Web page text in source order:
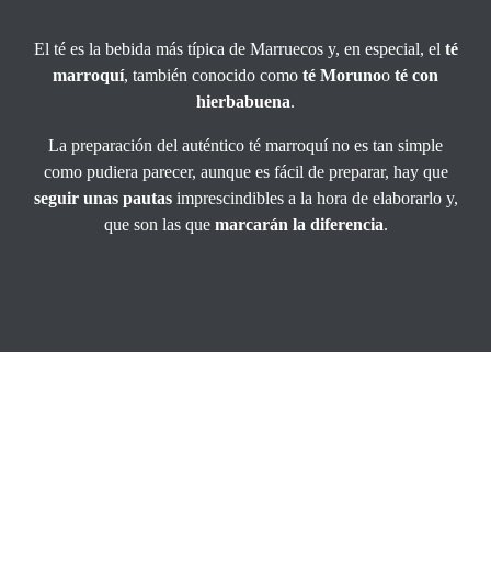
El té es la bebida más típica de Marruecos y, en especial, el té
marroquí, también conocido como té Morunoo té con
hierbabuena.
La preparación del auténtico té marroquí no es tan simple
como pudiera parecer, aunque es fácil de preparar, hay que
seguir unas pautasimprescindibles a la hora de elaborarlo y,
que son las que marcarán la diferencia.